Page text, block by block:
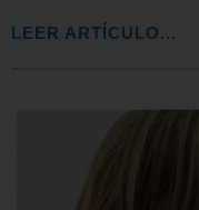
LEER ARTÍCULO...